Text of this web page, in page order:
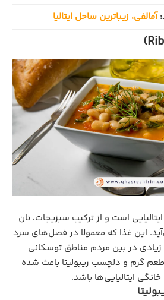
آمالفی، زیباترین ساحل ایتالیا
است و از ترکیب سبزیجات، نان
این غذا که معمولا در فصل‌های سرد
در بین مردم مناطق توسکانی
طعم گرم و دلچسب ریبولیتا باعث شده
ایتالیایی‌ها باشد.